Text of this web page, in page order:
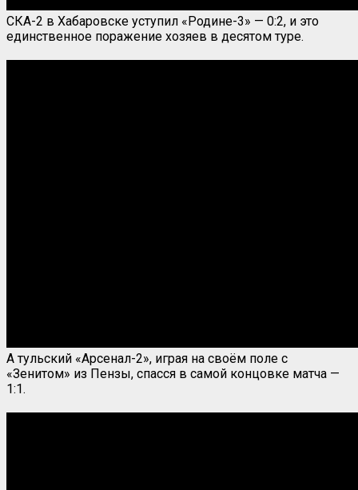
СКА-2 в Хабаровске уступил «Родине-3» — 0:2, и это
единственное поражение хозяев в десятом туре.
А тульский «Арсенал-2», играя на своём поле с
«Зенитом» из Пензы, спасся в самой концовке матча —
1:1.